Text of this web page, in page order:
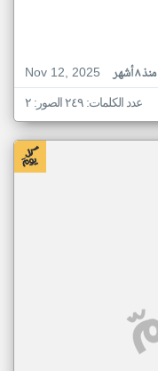
Nov 12, 2025
منذ ٨ أشهر
عدد الكلمات: ٢٤٩ الصور: ٢